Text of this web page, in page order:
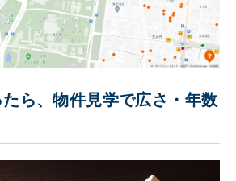
ら、物件見学で広さ・年数